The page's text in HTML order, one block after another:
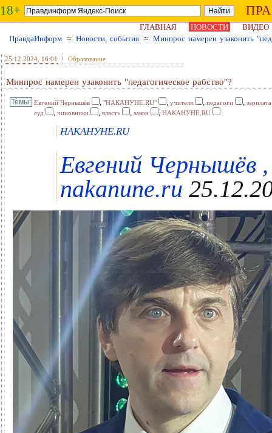
18+
ГЛАВНАЯ НОВОСТИ
ВИДЕО
ПравдаИнформ ≈ Новости, события ≈ Минпрос намерен узаконить
25.12.2024 , 16:01 Образование
Минпрос намерен узаконить "педагогическое рабство"?
Евгений Чернышёв , "НАКАНУНЕ.RU" , учителя , педагоги , зарплата
суд
, чиновники , власть , закон , НАКАНУНЕ.RU
НАКАНУНЕ.RU
Евгений
nakanune.ru